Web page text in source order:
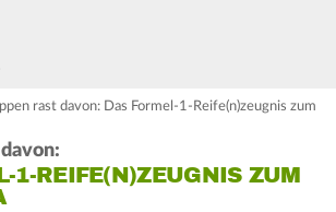
rast davon: Das Formel-1-Reife(n)zeugnis zum
1-REIFE(N)ZEUGNIS ZUM